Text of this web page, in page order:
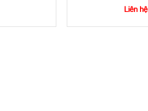
Liên hệ